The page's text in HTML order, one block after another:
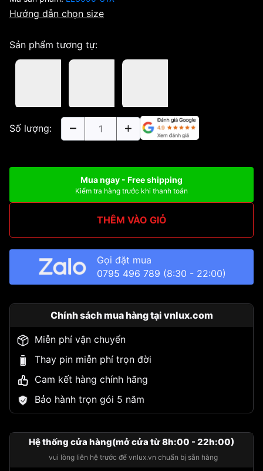
Hướng dẫn chọn size
Sản phẩm tương tự:
Số lượng:
Mua ngay - Free shipping
Kiểm tra hàng trước khi thanh toán
THÊM VÀO GIỎ
Gọi đặt mua
0795 496 789 (8:30 - 22:00)
Chính sách mua hàng tại vnlux.com
Miễn phí vận chuyển
Thay pin miễn phí trọn đời
Cam kết hàng chính hãng
Bảo hành trọn gói 5 năm
Hệ thống cửa hàng(mở cửa từ 8h:00 - 22h:00)
vui lòng liên hệ trước để vnlux.vn chuẩn bị sẵn hàng